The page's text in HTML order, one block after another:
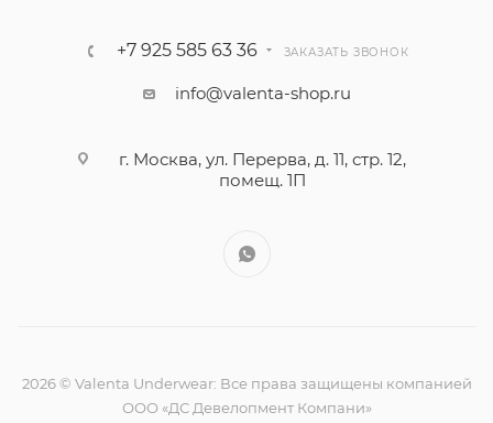
+7 925 585 63 36 ЗАКАЗАТЬ ЗВОНОК
info@valenta-shop.ru
г. Москва, ул. Перерва, д. 11, стр. 12,
помещ. 1П
2026 © Valenta Underwear: Все права защищены компанией
ООО «ДС Девелопмент Компани»